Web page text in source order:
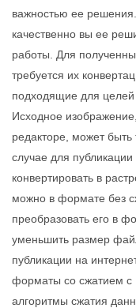
важностью ее
качественно вы ее
работы. Для
требуется их
подходящие для целей
Исходное
редакторе, может
случае для публикации
конвертировать в
можно в формате без
преобразовать его в
уменьшить размер
публикации на
форматы со сжатием с
алгоритмы сжатия